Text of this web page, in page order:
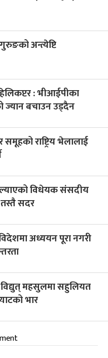
अन्त्येष्टि
: भीआईपीका
ज्यान बचाउन उड्दैन
राष्ट्रिय भेलालाई
ल्याएको विधेयक संसदीय
सदर
अध्ययन पूरा नगरी
विद्युत् महसुलमा सहुलियत
भार